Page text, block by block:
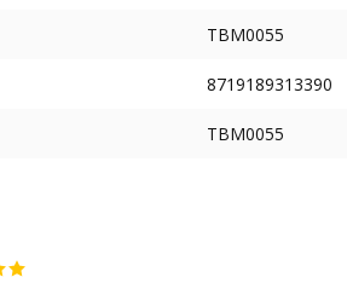
TBM0055
8719189313390
TBM0055